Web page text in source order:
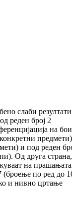
слаби резултати
реден број 2
на
и под реден
Од друга страна,
на прашањата
(броење по ред до
и нивно цртање